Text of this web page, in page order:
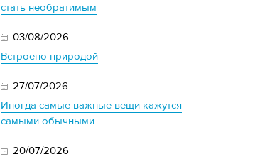
стать необратимым
03/08/2026
Встроено природой
27/07/2026
Иногда самые важные вещи кажутся
самыми обычными
20/07/2026